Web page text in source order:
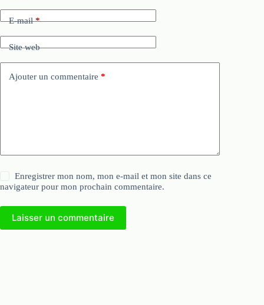
E-mail*
Site web
Ajouter un commentaire *
Enregistrer mon nom, mon e-mail et mon site dans ce
navigateur pour mon prochain commentaire.
Laisser un commentaire